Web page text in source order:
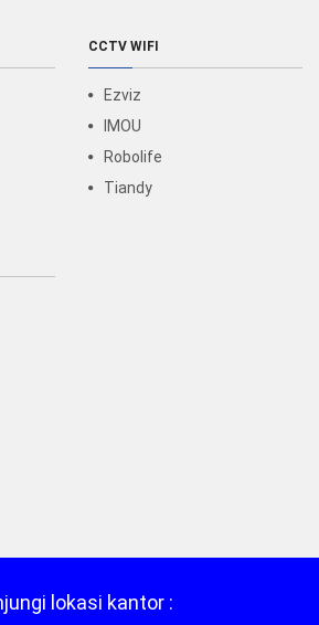
CCTV WIFI
Ezviz
IMOU
Robolife
Tiandy
lokasi kantor :